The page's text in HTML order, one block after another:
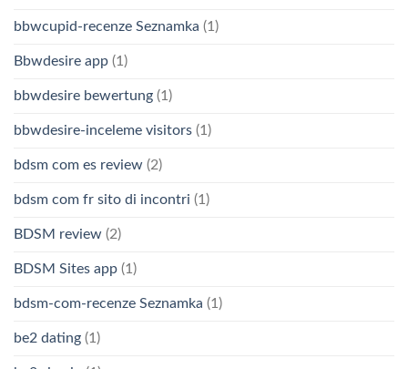
bbwcupid-recenze Seznamka (1)
Bbwdesire app (1)
bbwdesire bewertung (1)
bbwdesire-inceleme visitors (1)
bdsm com es review (2)
bdsm com fr sito di incontri (1)
BDSM review (2)
BDSM Sites app (1)
bdsm-com-recenze Seznamka (1)
be2 dating (1)